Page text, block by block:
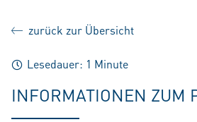
zurück zur Übersicht
Lesedauer: 1 Minute
INFORMATIONEN ZUM